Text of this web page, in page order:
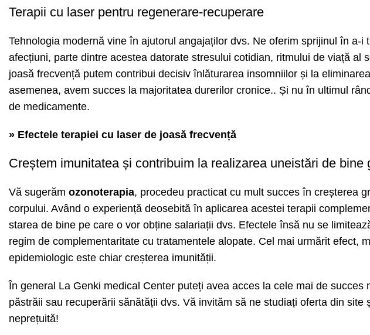
Terapii cu laser pentru regenerare-recuperare
Tehnologia modernă vine în ajutorul angajaților dvs. Ne oferim sprijinul în a-
afecțiuni, parte dintre acestea datorate stresului cotidian, ritmului de viață al
joasă frecvență putem contribui decisiv înlăturarea insomniilor și la
asemenea, avem succes la majoritatea durerilor cronice.. Și nu în ultimul
de medicamente.
» Efectele terapiei cu laser de joasă frecvență
Creștem imunitatea și contribuim la realizarea uneistări de bine
Vă sugerăm ozonoterapia, procedeu practicat cu mult succes în creșterea
corpului. Având o experiență deosebită în aplicarea acestei terapii
starea de bine pe care o vor obține salariații dvs. Efectele însă nu se
regim de complementaritate cu tratamentele alopate. Cel mai urmărit efect,
epidemiologic este chiar creșterea imunității.
În general La Genki medical Center puteți avea acces la cele mai de succes
păstrăii sau recuperării sănătății dvs. Vă invităm să ne studiați oferta din
neprețuită!